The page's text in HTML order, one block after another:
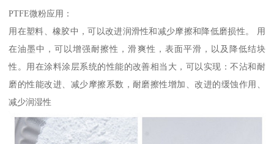
PTFE微粉应用：
用在塑料、橡胶中，可以改进润滑性和减少摩擦和降低磨损性。 用
在油墨中，可以增强耐擦性，滑爽性，表面平滑，以及降低结块
性。用在涂料涂层系统的性能的改善相当大，可以实现：不沾和耐
磨的性能改进、减少摩擦系数，耐磨擦性增加、改进的缓蚀作用、
减少润湿性